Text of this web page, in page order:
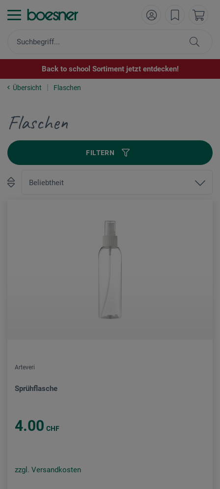
Back to school Sortiment jetzt entdecken!
Übersicht Flaschen
Flaschen
FILTERN
Arteveri
Sprühflasche
4.00 CHF
zzgl. Versandkosten